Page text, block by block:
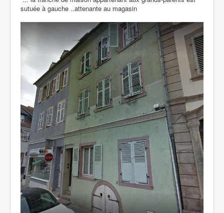
sutuée à gauche ..attenante au magasin